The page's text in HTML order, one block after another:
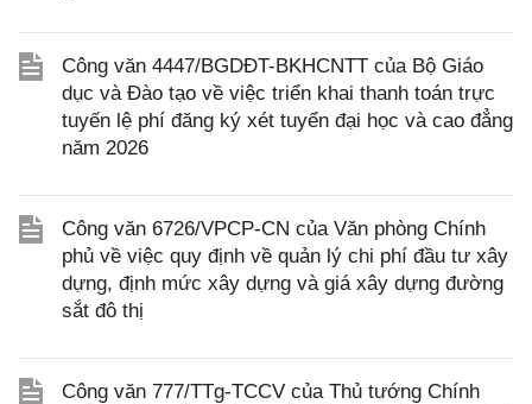
Công văn 4447/BGDĐT-BKHCNTT của Bộ Giáo
dục và Đào tạo về việc triển khai thanh toán trực
tuyến lệ phí đăng ký xét tuyển đại học và cao đẳng
năm 2026
Công văn 6726/VPCP-CN của Văn phòng Chính
phủ về việc quy định về quản lý chi phí đầu tư xây
dựng, định mức xây dựng và giá xây dựng đường
sắt đô thị
Công văn 777/TTg-TCCV của Thủ tướng Chính